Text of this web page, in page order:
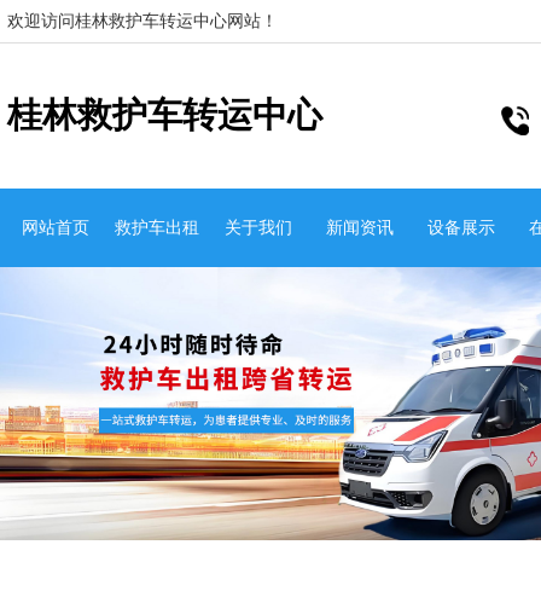
欢迎访问桂林救护车转运中心网站！
桂林救护车转运中心
网站首页 救护车出租 关于我们 新闻资讯 设备展示